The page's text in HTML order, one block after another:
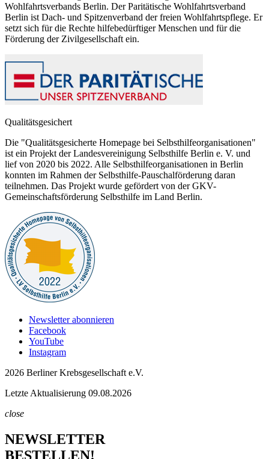
Wohlfahrtsverbands Berlin. Der Paritätische Wohlfahrtsverband
Berlin ist Dach- und Spitzenverband der freien Wohlfahrtspflege. Er
setzt sich für die Rechte hilfebedürftiger Menschen und für die
Förderung der Zivilgesellschaft ein.
Qualitätsgesichert
Die "Qualitätsgesicherte Homepage bei Selbsthilfeorganisationen"
ist ein Projekt der Landesvereinigung Selbsthilfe Berlin e. V. und
lief von 2020 bis 2022. Alle Selbsthilfeorganisationen in Berlin
konnten im Rahmen der Selbsthilfe-Pauschalförderung daran
teilnehmen. Das Projekt wurde gefördert von der GKV-
Gemeinschaftsförderung Selbsthilfe im Land Berlin.
Newsletter abonnieren
Facebook
YouTube
Instagram
2026 Berliner Krebsgesellschaft e.V.
Letzte Aktualisierung 09.08.2026
close
NEWSLETTER
BESTELLEN!